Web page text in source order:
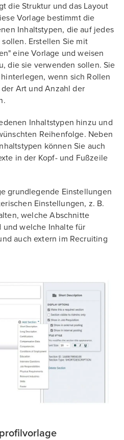
die Struktur und das Layout
Vorlage bestimmt die
Inhaltstypen, die auf jedes
Erstellen Sie mit
eine Vorlage und weisen
die sie verwenden sollen. Sie
wenn sich Rollen
Art und Anzahl der
Inhaltstypen hinzu und
Reihenfolge. Neben
können Sie auch
in der Kopf- und Fußzeile
grundlegende Einstellungen
Einstellungen, z. B.
welche Abschnitte
welche Inhalte für
auch extern im Recruiting